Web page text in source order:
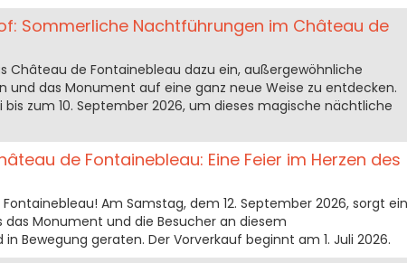
Sommerliche Nachtführungen im Château de
Château de Fontainebleau dazu ein, außergewöhnliche
und das Monument auf eine ganz neue Weise zu entdecken.
zum 10. September 2026, um dieses magische nächtliche
de Fontainebleau: Eine Feier im Herzen des
Am Samstag, dem 12. September 2026, sorgt ein
das Monument und die Besucher an diesem
Bewegung geraten. Der Vorverkauf beginnt am 1. Juli 2026.